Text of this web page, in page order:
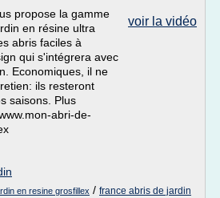
voir la vidéo
propose la gamme
en résine ultra
abris faciles à
qui s'intégrera avec
Economiques, il ne
ils resteront
saisons. Plus
abri-de-
en resine grosfillex / france abris de jardin